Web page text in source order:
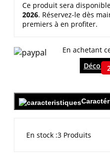
Ce produit sera
2026. Réservez-le dès
premiers à en profiter.
En achetant
En stock 3 Produits